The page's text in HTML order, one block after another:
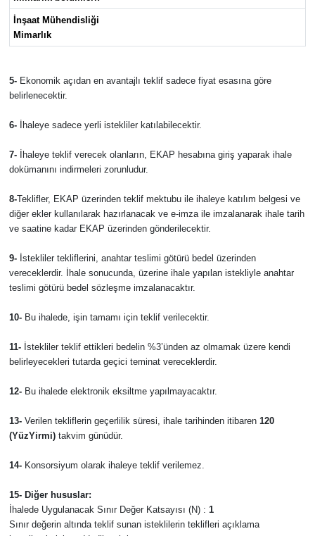
İnşaat Mühendisliği
Mimarlık
5-Ekonomik açıdan en avantajlı teklif sadece fiyat esasına göre
belirlenecektir.
6-İhaleye sadece yerli istekliler katılabilecektir.
7-İhaleye teklif verecek olanların, EKAP hesabına giriş yaparak ihale
dokümanını indirmeleri zorunludur.
8-Teklifler, EKAP üzerinden teklif mektubu ile ihaleye katılım belgesi ve
diğer ekler kullanılarak hazırlanacak ve e-imza ile imzalanarak ihale tarih
ve saatine kadar EKAP üzerinden gönderilecektir.
9-İstekliler tekliflerini, anahtar teslimi götürü bedel üzerinden
vereceklerdir. İhale sonucunda, üzerine ihale yapılan istekliyle anahtar
teslimi götürü bedel sözleşme imzalanacaktır.
10-Bu ihalede, işin tamamı için teklif verilecektir.
11-İstekliler teklif ettikleri bedelin %3’ünden az olmamak üzere kendi
belirleyecekleri tutarda geçici teminat vereceklerdir.
12-Bu ihalede elektronik eksiltme yapılmayacaktır.
13-Verilen tekliflerin geçerlilik süresi, ihale tarihinden itibaren 120
(YüzYirmi)takvim günüdür.
14-Konsorsiyum olarak ihaleye teklif verilemez.
15- Diğer hususlar:
İhalede Uygulanacak Sınır Değer Katsayısı (N) : 1
Sınır değerin altında teklif sunan isteklilerin teklifleri açıklama